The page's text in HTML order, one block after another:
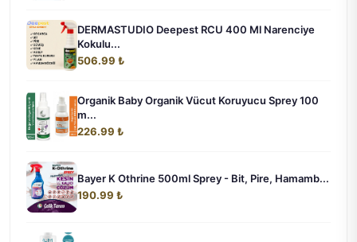
DERMASTUDIO Deepest RCU 400 Ml Narenciye
Kokulu...
506.99 ₺
Organik Baby Organik Vücut Koruyucu Sprey 100
m...
226.99 ₺
Bayer K Othrine 500ml Sprey - Bit, Pire, Hamamb...
190.99 ₺